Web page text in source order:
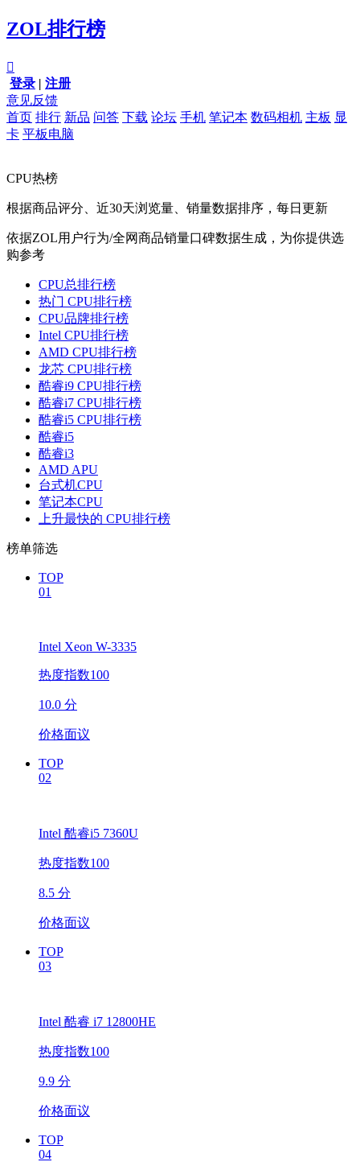
ZOL排行榜

登录 | 注册
意见反馈
首页 排行 新品 问答 下载 论坛 手机 笔记本 数码相机 主板 显
卡 平板电脑
CPU热榜
根据商品评分、近30天浏览量、销量数据排序，每日更新
依据ZOL用户行为/全网商品销量口碑数据生成，为你提供选
购参考
CPU总排行榜
热门 CPU排行榜
CPU品牌排行榜
Intel CPU排行榜
AMD CPU排行榜
龙芯 CPU排行榜
酷睿i9 CPU排行榜
酷睿i7 CPU排行榜
酷睿i5 CPU排行榜
酷睿i5
酷睿i3
AMD APU
台式机CPU
笔记本CPU
上升最快的 CPU排行榜
榜单筛选
TOP
01
Intel Xeon W-3335
热度指数100
10.0 分
价格面议
TOP
02
Intel 酷睿i5 7360U
热度指数100
8.5 分
价格面议
TOP
03
Intel 酷睿 i7 12800HE
热度指数100
9.9 分
价格面议
TOP
04